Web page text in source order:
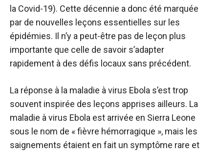
la Covid-19). Cette décennie a donc été marquée
par de nouvelles leçons essentielles sur les
épidémies. Il n’y a peut-être pas de leçon plus
importante que celle de savoir s’adapter
rapidement à des défis locaux sans précédent.
La réponse à la maladie à virus Ebola s’est trop
souvent inspirée des leçons apprises ailleurs. La
maladie à virus Ebola est arrivée en Sierra Leone
sous le nom de « fièvre hémorragique », mais les
saignements étaient en fait un symptôme rare et